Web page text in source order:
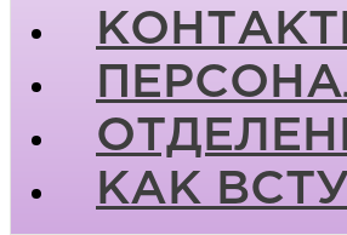
КАК